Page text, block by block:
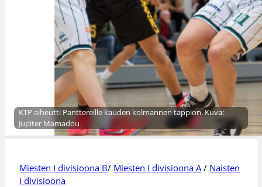
KTP aiheutti Panttereille kauden kolmannen tappion. Kuva:
Jupiter Mamadou
Miesten I divisioona B/ Miesten I divisioona A / Naisten
I divisioona